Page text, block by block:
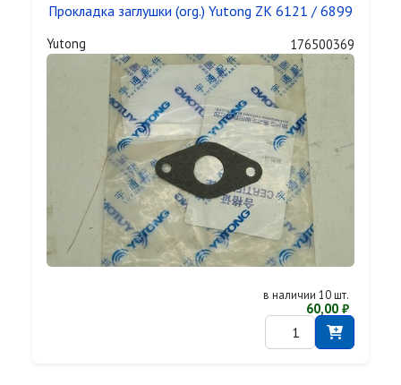
Прокладка заглушки (org.) Yutong ZK 6121 / 6899
Yutong 176500369
в наличии 10 шт.
60,00 ₽